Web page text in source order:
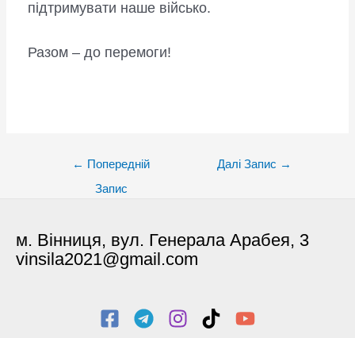
підтримувати наше військо.
Разом – до перемоги!
← Попередній
Запис
Далі Запис →
м. Вінниця, вул. Генерала Арабея, 3
vinsila2021@gmail.com